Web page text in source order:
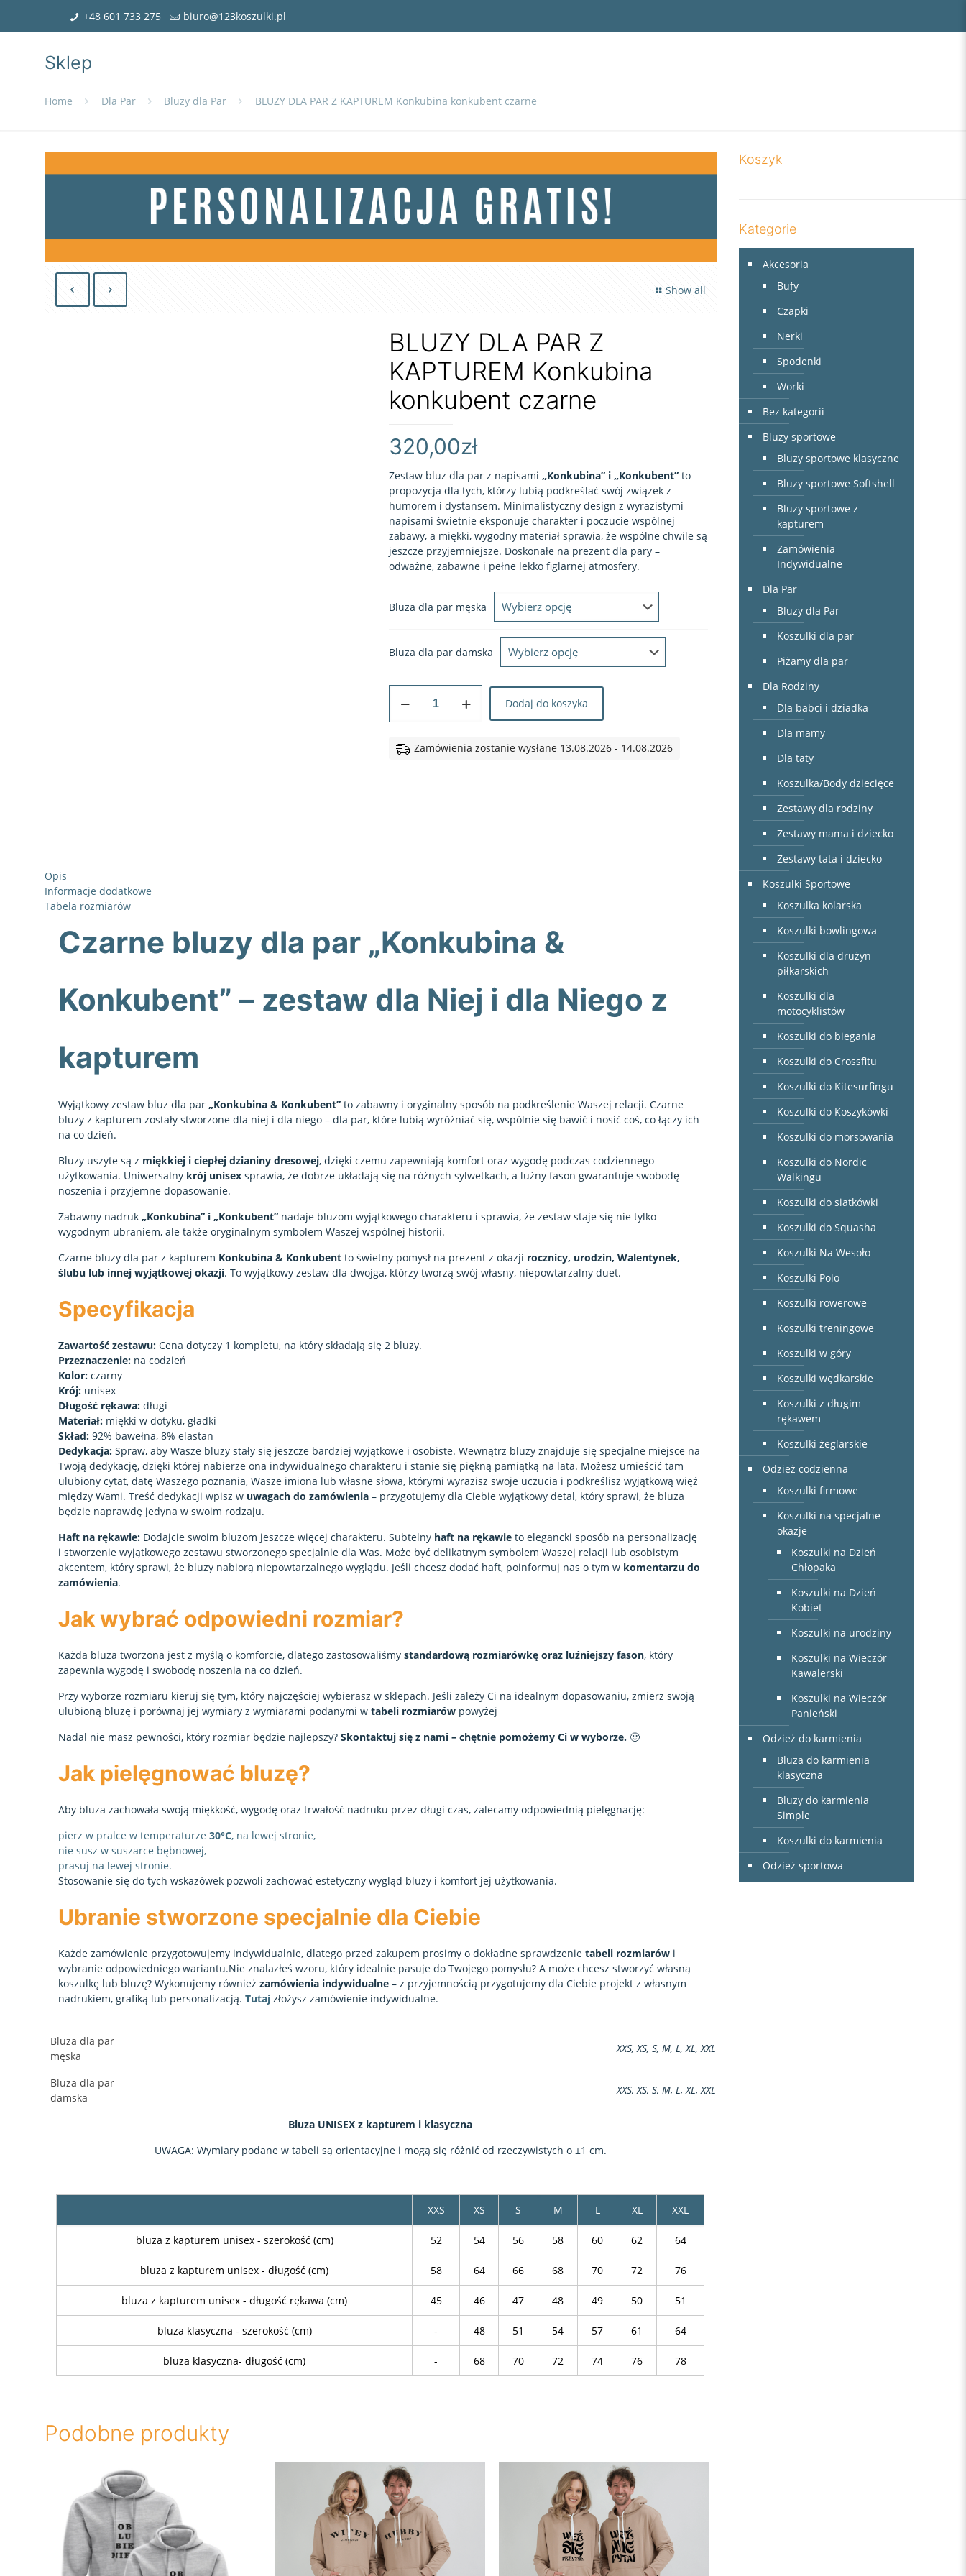
+48 601 733 275 biuro@123koszulki.pl
Sklep
Home Dla Par Bluzy dla Par BLUZY DLA PAR Z KAPTUREM Konkubina konkubent czarne
Show all
BLUZY DLA PAR Z
KAPTUREM Konkubina
konkubent czarne
320,00zł
Zestaw bluz dla par z napisami„Konkubina” i „Konkubent” to
propozycja dla tych, którzy lubią podkreślać swój związek z
humorem i dystansem. Minimalistyczny design z wyrazistymi
napisami świetnie eksponuje charakter i poczucie wspólnej
zabawy, a miękki, wygodny materiał sprawia, że wspólne chwile są
jeszcze przyjemniejsze. Doskonałe na prezent dla pary –
odważne, zabawne i pełne lekko figlarnej atmosfery.
Bluza dla par męska
Bluza dla par damska
BLUZY
DLA
Dodaj do koszyka
Zamówienia zostanie wysłane 13.08.2026 - 14.08.2026
Opis
Informacje dodatkowe
Tabela rozmiarów
Czarne bluzy dla par „Konkubina &
Konkubent” – zestaw dla Niej i dla Niego z
kapturem
Wyjątkowy zestaw bluz dla par„Konkubina & Konkubent” to zabawny i oryginalny sposób na podkreślenie Waszej relacji. Czarne
bluzy z kapturem zostały stworzone dla niej i dla niego – dla par, które lubią wyróżniać się, wspólnie się bawić i nosić coś, co łączy ich
na co dzień.
Bluzy uszyte są z miękkiej i ciepłej dzianiny dresowej, dzięki czemu zapewniają komfort oraz wygodę podczas codziennego
użytkowania. Uniwersalny krój unisex sprawia, że dobrze układają się na różnych sylwetkach, a luźny fason gwarantuje swobodę
noszenia i przyjemne dopasowanie.
Zabawny nadruk„Konkubina” i „Konkubent” nadaje bluzom wyjątkowego charakteru i sprawia, że zestaw staje się nie tylko
wygodnym ubraniem, ale także oryginalnym symbolem Waszej wspólnej historii.
Czarne bluzy dla par z kapturem Konkubina & Konkubent to świetny pomysł na prezent z okazji rocznicy, urodzin, Walentynek,
ślubu lub innej wyjątkowej okazji. To wyjątkowy zestaw dla dwojga, którzy tworzą swój własny, niepowtarzalny duet.
Specyfikacja
Zawartość zestawu:Cena dotyczy 1 kompletu, na który składają się 2 bluzy.
Przeznaczenie: na codzień
Kolor:czarny
Krój: unisex
Długość rękawa:długi
Materiał: miękki w dotyku, gładki
Skład: 92% bawełna, 8% elastan
Dedykacja:Spraw, aby Wasze bluzy stały się jeszcze bardziej wyjątkowe i osobiste. Wewnątrz bluzy znajduje się specjalne miejsce na
Twoją dedykację, dzięki której nabierze ona indywidualnego charakteru i stanie się piękną pamiątką na lata. Możesz umieścić tam
ulubiony cytat, datę Waszego poznania, Wasze imiona lub własne słowa, którymi wyrazisz swoje uczucia i podkreślisz wyjątkową więź
między Wami. Treść dedykacji wpisz w uwagach do zamówienia – przygotujemy dla Ciebie wyjątkowy detal, który sprawi, że bluza
będzie naprawdę jedyna w swoim rodzaju.
Haft na rękawie: Dodajcie swoim bluzom jeszcze więcej charakteru. Subtelny haft na rękawie to elegancki sposób na personalizację
i stworzenie wyjątkowego zestawu stworzonego specjalnie dla Was. Może być delikatnym symbolem Waszej relacji lub osobistym
akcentem, który sprawi, że bluzy nabiorą niepowtarzalnego wyglądu. Jeśli chcesz dodać haft, poinformuj nas o tym w komentarzu do
zamówienia.
Jak wybrać odpowiedni rozmiar?
Każda bluza tworzona jest z myślą o komforcie, dlatego zastosowaliśmystandardową rozmiarówkę oraz luźniejszy fason, który
zapewnia wygodę i swobodę noszenia na co dzień.
Przy wyborze rozmiaru kieruj się tym, który najczęściej wybierasz w sklepach. Jeśli zależy Ci na idealnym dopasowaniu, zmierz swoją
ulubioną bluzę i porównaj jej wymiary z wymiarami podanymi wtabeli rozmiarów powyżej
Nadal nie masz pewności, który rozmiar będzie najlepszy?Skontaktuj się z nami – chętnie pomożemy Ci w wyborze. 🙂
Jak pielęgnować bluzę?
Aby bluza zachowała swoją miękkość, wygodę oraz trwałość nadruku przez długi czas, zalecamy odpowiednią pielęgnację:
pierz w pralce w temperaturze30°C, na lewej stronie,
nie susz w suszarce bębnowej,
prasuj na lewej stronie.
Stosowanie się do tych wskazówek pozwoli zachować estetyczny wygląd bluzy i komfort jej użytkowania.
Ubranie stworzone specjalnie dla Ciebie
Każde zamówienie przygotowujemy indywidualnie, dlatego przed zakupem prosimy o dokładne sprawdzenietabeli rozmiarów i
wybranie odpowiedniego wariantu.Nie znalazłeś wzoru, który idealnie pasuje do Twojego pomysłu? A może chcesz stworzyć własną
koszulkę lub bluzę? Wykonujemy równieżzamówienia indywidualne – z przyjemnością przygotujemy dla Ciebie projekt z własnym
nadrukiem, grafiką lub personalizacją.Tutaj złożysz zamówienie indywidualne.
Bluza dla par
męska
XXS, XS, S, M, L, XL, XXL
Bluza dla par
damska
XXS, XS, S, M, L, XL, XXL
Bluza UNISEX z kapturem i klasyczna
UWAGA: Wymiary podane w tabeli są orientacyjne i mogą się różnić od rzeczywistych o ±1 cm.
XXS XS S M L XL XXL
bluza z kapturem unisex - szerokość (cm) 52 54 56 58 60 62 64
bluza z kapturem unisex - długość (cm) 58 64 66 68 70 72 76
bluza z kapturem unisex - długość rękawa (cm) 45 46 47 48 49 50 51
bluza klasyczna - szerokość (cm) - 48 51 54 57 61 64
bluza klasyczna- długość (cm) - 68 70 72 74 76 78
Podobne produkty
Koszyk
Kategorie
Akcesoria
Bufy
Czapki
Nerki
Spodenki
Worki
Bez kategorii
Bluzy sportowe
Bluzy sportowe klasyczne
Bluzy sportowe Softshell
Bluzy sportowe z
kapturem
Zamówienia
Indywidualne
Dla Par
Bluzy dla Par
Koszulki dla par
Piżamy dla par
Dla Rodziny
Dla babci i dziadka
Dla mamy
Dla taty
Koszulka/Body dziecięce
Zestawy dla rodziny
Zestawy mama i dziecko
Zestawy tata i dziecko
Koszulki Sportowe
Koszulka kolarska
Koszulki bowlingowa
Koszulki dla drużyn
piłkarskich
Koszulki dla
motocyklistów
Koszulki do biegania
Koszulki do Crossfitu
Koszulki do Kitesurfingu
Koszulki do Koszykówki
Koszulki do morsowania
Koszulki do Nordic
Walkingu
Koszulki do siatkówki
Koszulki do Squasha
Koszulki Na Wesoło
Koszulki Polo
Koszulki rowerowe
Koszulki treningowe
Koszulki w góry
Koszulki wędkarskie
Koszulki z długim
rękawem
Koszulki żeglarskie
Odzież codzienna
Koszulki firmowe
Koszulki na specjalne
okazje
Koszulki na Dzień
Chłopaka
Koszulki na Dzień
Kobiet
Koszulki na urodziny
Koszulki na Wieczór
Kawalerski
Koszulki na Wieczór
Panieński
Odzież do karmienia
Bluza do karmienia
klasyczna
Bluzy do karmienia
Simple
Koszulki do karmienia
Odzież sportowa